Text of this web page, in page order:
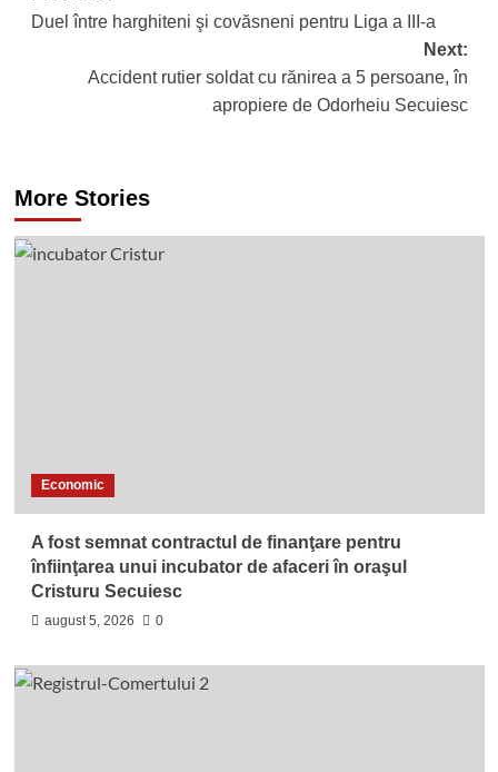
navigation
Duel între harghiteni şi covăsneni pentru Liga a III-a
Next:
Accident rutier soldat cu rănirea a 5 persoane, în
apropiere de Odorheiu Secuiesc
More Stories
Economic
A fost semnat contractul de finanţare pentru
înfiinţarea unui incubator de afaceri în oraşul
Cristuru Secuiesc
august 5, 2026 0